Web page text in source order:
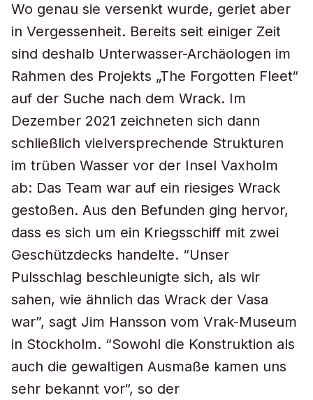
Wo genau sie versenkt wurde, geriet aber
in Vergessenheit. Bereits seit einiger Zeit
sind deshalb Unterwasser-Archäologen im
Rahmen des Projekts „The Forgotten Fleet“
auf der Suche nach dem Wrack. Im
Dezember 2021 zeichneten sich dann
schließlich vielversprechende Strukturen
im trüben Wasser vor der Insel Vaxholm
ab: Das Team war auf ein riesiges Wrack
gestoßen. Aus den Befunden ging hervor,
dass es sich um ein Kriegsschiff mit zwei
Geschützdecks handelte. “Unser
Pulsschlag beschleunigte sich, als wir
sahen, wie ähnlich das Wrack der Vasa
war”, sagt Jim Hansson vom Vrak-Museum
in Stockholm. “Sowohl die Konstruktion als
auch die gewaltigen Ausmaße kamen uns
sehr bekannt vor“, so der